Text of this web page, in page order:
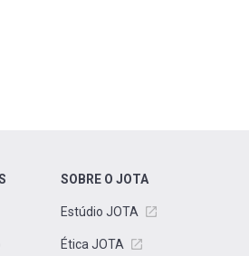
SOBRE O JOTA
Estúdio JOTA
Ética JOTA